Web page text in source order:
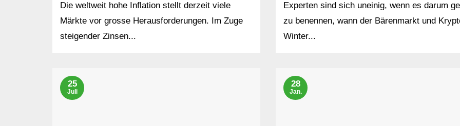
Die weltweit hohe Inflation stellt derzeit viele
Märkte vor grosse Herausforderungen. Im Zuge
steigender Zinsen...
Experten sind sich uneinig, wenn es darum
zu benennen, wann der Bärenmarkt und
Winter...
25
Juli
28
Jan.